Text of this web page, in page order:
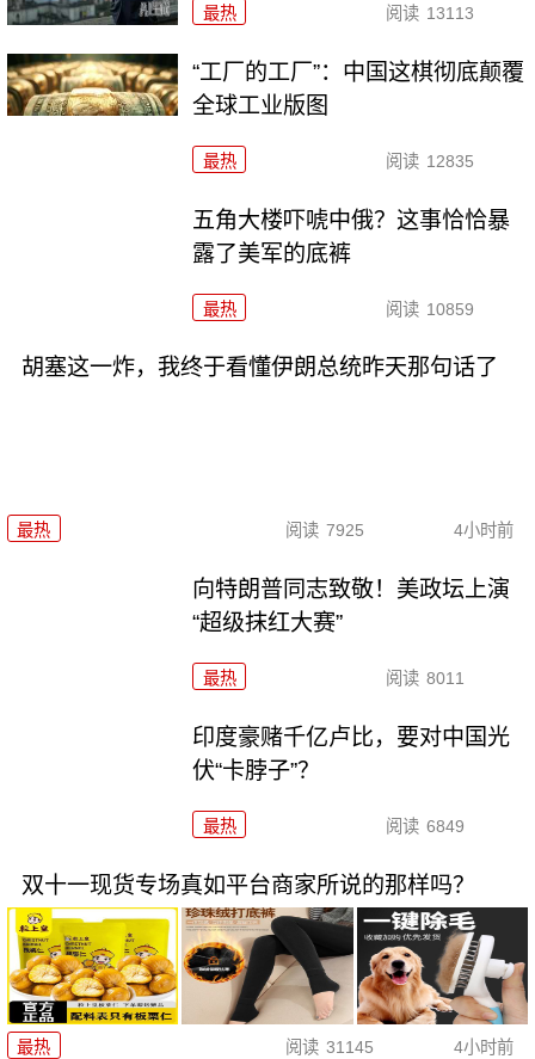
最热 阅读 13113
“工厂的工厂”：中国这棋彻底颠覆
全球工业版图
最热 阅读 12835
五角大楼吓唬中俄？这事恰恰暴
露了美军的底裤
最热 阅读 10859
胡塞这一炸，我终于看懂伊朗总统昨天那句话了
最热 阅读 7925 4小时前
向特朗普同志致敬！美政坛上演
“超级抹红大赛”
最热 阅读 8011
印度豪赌千亿卢比，要对中国光
伏“卡脖子”？
最热 阅读 6849
双十一现货专场真如平台商家所说的那样吗？
最热 阅读 31145 4小时前